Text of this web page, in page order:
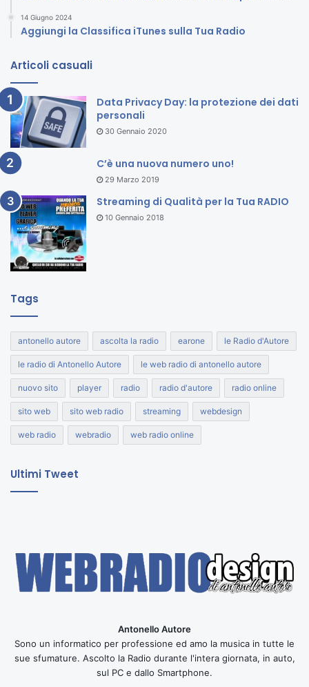
14 Giugno 2024
Aggiungi la Classifica iTunes sulla Tua Radio
Articoli casuali
Data Privacy Day: la protezione dei dati
personali
30 Gennaio 2020
C’è una nuova numero uno!
29 Marzo 2019
Streaming di Qualità per la Tua RADIO
10 Gennaio 2018
Tags
antonello autore ascolta la radio earone le Radio d'Autore
le radio di Antonello Autore le web radio di antonello autore
nuovo sito player radio radio d'autore radio online
sito web sito web radio streaming webdesign
web radio webradio web radio online
Ultimi Tweet
Antonello Autore
Sono un informatico per professione ed amo la musica in tutte le
sue sfumature. Ascolto la Radio durante l'intera giornata, in auto,
sul PC e dallo Smartphone.